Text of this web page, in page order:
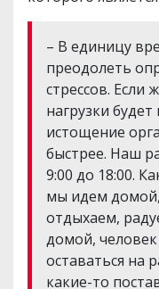
– В единицу
преодолеть
стрессов. Если
нагрузки
истощение
быстрее. Наш
9:00 до 18:00.
мы идем домой,
отдыхаем,
домой,
оставаться на
какие-то